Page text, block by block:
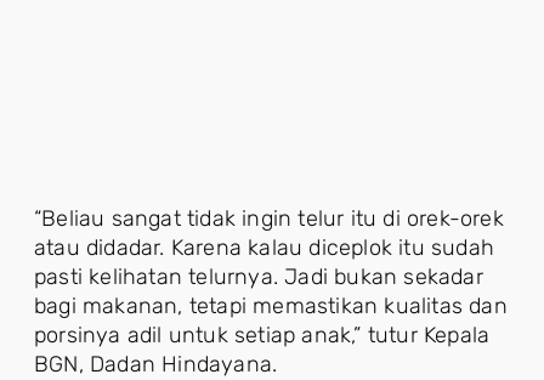
“Beliau sangat tidak ingin telur itu di orek-orek
atau didadar. Karena kalau diceplok itu sudah
pasti kelihatan telurnya. Jadi bukan sekadar
bagi makanan, tetapi memastikan kualitas dan
porsinya adil untuk setiap anak,” tutur Kepala
BGN, Dadan Hindayana.